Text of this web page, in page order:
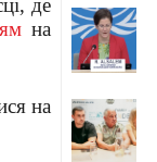
де
на
на